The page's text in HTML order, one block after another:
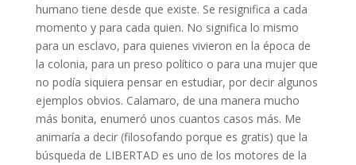
humano tiene desde que existe. Se resignifica a cada
momento y para cada quien. No significa lo mismo
para un esclavo, para quienes vivieron en la época de
la colonia, para un preso político o para una mujer que
no podía siquiera pensar en estudiar, por decir algunos
ejemplos obvios. Calamaro, de una manera mucho
más bonita, enumeró unos cuantos casos más. Me
animaría a decir (filosofando porque es gratis) que la
búsqueda de LIBERTAD es uno de los motores de la